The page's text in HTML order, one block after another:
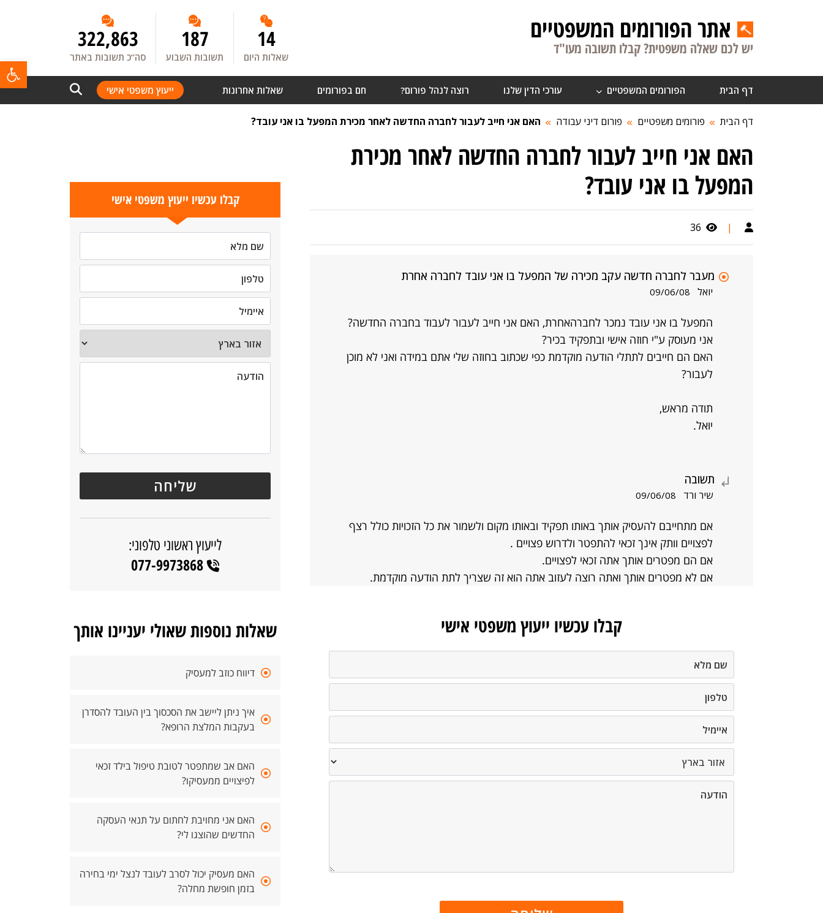
אתר הפורומים המשפטיים
יש לכם שאלה משפטית? קבלו תשובה מעו"ד 14
שאלות היום
187
תשובות השבוע
322,863
סה”כ תשובות באתר
דף הבית הפורומים המשפטיים עורכי הדין שלנו רוצה לנהל פורום? חם בפורומים שאלות אחרונות ייעוץ משפטי אישי
דף הבית פורומים משפטיים פורום דיני עבודה האם אני חייב לעבור לחברה החדשה לאחר מכירת המפעל בו אני עובד?
האם אני חייב לעבור לחברה החדשה לאחר מכירת
המפעל בו אני עובד?
|
36
מעבר לחברה חדשה עקב מכירה של המפעל בו אני עובד לחברה אחרת
יואל 09/06/08
המפעל בו אני עובד נמכר לחברהאחרת, האם אני חייב לעבור לעבוד בחברה החדשה?
אני מעוסק ע"י חוזה אישי ובתפקיד בכיר?
האם הם חייבים לתתלי הודעה מוקדמת כפי שכתוב בחוזה שלי אתם במידה ואני לא מוכן
לעבור?
תודה מראש,
יואל.
תשובה
שיר ורד 09/06/08
אם מתחייבם להעסיק אותך באותו תפקיד ובאותו מקום ולשמור את כל הזכויות כולל רצף
לפצויים וותק אינך זכאי להתפטר ולדרוש פצויים .
אם הם מפטרים אותך אתה זכאי לפצויים.
אם לא מפטרים אותך ואתה רוצה לעזוב אתה הוא זה שצריך לתת הודעה מוקדמת.
קבלו עכשיו ייעוץ משפטי אישי
קבלו עכשיו ייעוץ משפטי אישי
לייעוץ ראשוני טלפוני:
077-9973868
שאלות נוספות שאולי יעניינו אותך
דיווח כוזב למעסיק
איך ניתן ליישב את הסכסוך בין העובד להסדרן
בעקבות המלצת הרופא?
האם אב שמתפטר לטובת טיפול בילד זכאי
לפיצויים ממעסיקו?
האם אני מחויבת לחתום על תנאי העסקה
החדשים שהוצגו לי?
האם מעסיק יכול לסרב לעובד לנצל ימי בחירה
בזמן חופשת מחלה?